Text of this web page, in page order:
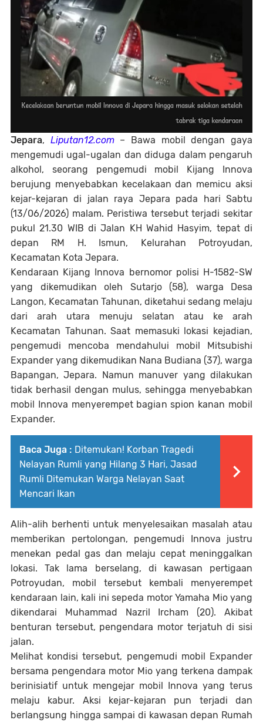
Jepara, Liputan12.com– Bawa mobil dengan gaya
mengemudi ugal-ugalan dan diduga dalam pengaruh
alkohol, seorang pengemudi mobil Kijang Innova
berujung menyebabkan kecelakaan dan memicu aksi
kejar-kejaran di jalan raya Jepara pada hari Sabtu
(13/06/2026) malam. Peristiwa tersebut terjadi sekitar
pukul 21.30 WIB di Jalan KH Wahid Hasyim, tepat di
depan RM H. Ismun, Kelurahan Potroyudan,
Kecamatan Kota Jepara.
Kendaraan Kijang Innova bernomor polisi H-1582-SW
yang dikemudikan oleh Sutarjo (58), warga Desa
Langon, Kecamatan Tahunan, diketahui sedang melaju
dari arah utara menuju selatan atau ke arah
Kecamatan Tahunan. Saat memasuki lokasi kejadian,
pengemudi mencoba mendahului mobil Mitsubishi
Expander yang dikemudikan Nana Budiana (37), warga
Bapangan, Jepara. Namun manuver yang dilakukan
tidak berhasil dengan mulus, sehingga menyebabkan
mobil Innova menyerempet bagian spion kanan mobil
Expander.
Baca Juga : Ditemukan! Korban Tragedi
Nelayan Rumli yang Hilang 3 Hari, Jasad
Rumli Ditemukan Warga Nelayan Saat
Mencari Ikan
Alih-alih berhenti untuk menyelesaikan masalah atau
memberikan pertolongan, pengemudi Innova justru
menekan pedal gas dan melaju cepat meninggalkan
lokasi. Tak lama berselang, di kawasan pertigaan
Potroyudan, mobil tersebut kembali menyerempet
kendaraan lain, kali ini sepeda motor Yamaha Mio yang
dikendarai Muhammad Nazril Ircham (20). Akibat
benturan tersebut, pengendara motor terjatuh di sisi
jalan.
Melihat kondisi tersebut, pengemudi mobil Expander
bersama pengendara motor Mio yang terkena dampak
berinisiatif untuk mengejar mobil Innova yang terus
melaju kabur. Aksi kejar-kejaran pun terjadi dan
berlangsung hingga sampai di kawasan depan Rumah